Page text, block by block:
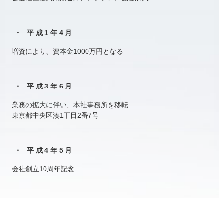
・ 平成1年4月
増資により、資本金1000万円となる
・ 平成3年6月
業務の拡大に伴い、本社事務所を移転
東京都中央区湊1丁目2番7号
・ 平成4年5月
会社創立10周年記念